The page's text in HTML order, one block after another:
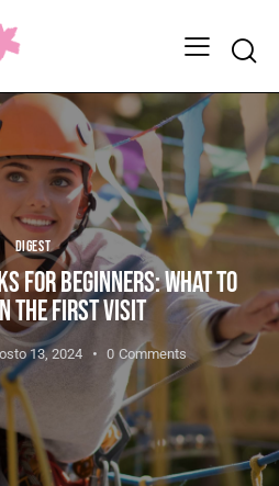
DIGEST
FOR BEGINNERS: WHAT TO
THE FIRST VISIT
13, 2024 0 Comments